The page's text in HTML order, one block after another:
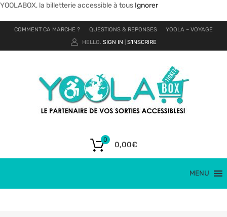
YOOLABOX, la billetterie accessible à tous Ignorer
COMMENT CA MARCHE ? QUESTIONS & REPONSES
YOOLA – VOYAGE
HELLO. SIGN IN S'INSCRIRE
0,00€
0
MENU